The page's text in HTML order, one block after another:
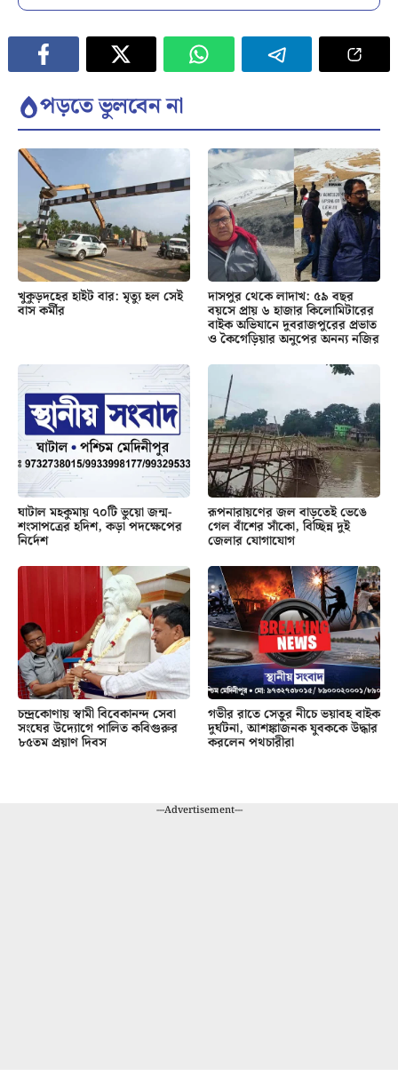
পড়তে ভুলবেন না
খুকুড়দহের হাইট বার: মৃত্যু হল সেই
বাস কর্মীর
দাসপুর থেকে লাদাখ: ৫৯ বছর
বয়সে প্রায় ৬ হাজার কিলোমিটারের
বাইক অভিযানে দুবরাজপুরের প্রভাত
ও কৈগেড়িয়ার অনুপের অনন্য নজির
ঘাটাল মহকুমায় ৭০টি ভুয়ো জন্ম-
শংসাপত্রের হদিশ, কড়া পদক্ষেপের
নির্দেশ
রূপনারায়ণের জল বাড়তেই ভেঙে
গেল বাঁশের সাঁকো, বিচ্ছিন্ন দুই
জেলার যোগাযোগ
চন্দ্রকোণায় স্বামী বিবেকানন্দ সেবা
সংঘের উদ্যোগে পালিত কবিগুরুর
৮৫তম প্রয়াণ দিবস
গভীর রাতে সেতুর নীচে ভয়াবহ বাইক
দুর্ঘটনা, আশঙ্কাজনক যুবককে উদ্ধার
করলেন পথচারীরা
---Advertisement---